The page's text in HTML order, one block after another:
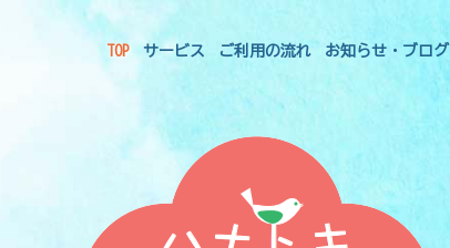
TOP サービス ご利用の流れ お知らせ・ブログ